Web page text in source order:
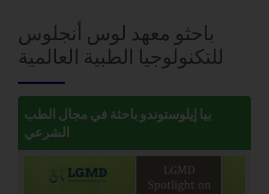
باحثو معهد لوس أنجلوس
للتكنولوجيا الطبية العالمية
بيا إيلوستوندو باحثة في مجال الطب
الشرعي